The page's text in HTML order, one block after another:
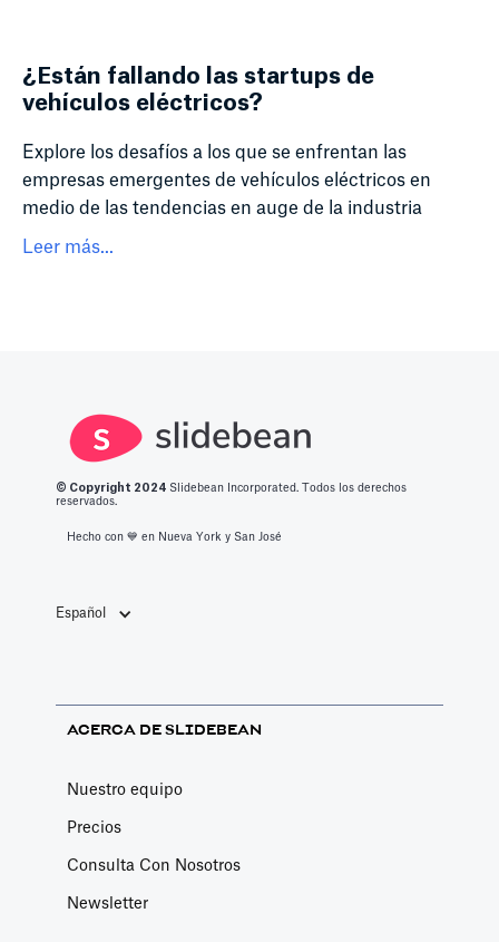
¿Están fallando las startups de
vehículos eléctricos?
Explore los desafíos a los que se enfrentan las
empresas emergentes de vehículos eléctricos en
medio de las tendencias en auge de la industria
Leer más...
© Copyright 2 024 Slidebean Incorporated. Todos los derechos
reservados.
Hecho con 💙️ en Nueva York y San José
Español
ACERCA DE SLIDEBEAN
Nuestro equipo
Precios
Consulta Con Nosotros
Newsletter